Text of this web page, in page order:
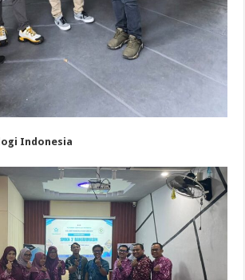
Indonesia